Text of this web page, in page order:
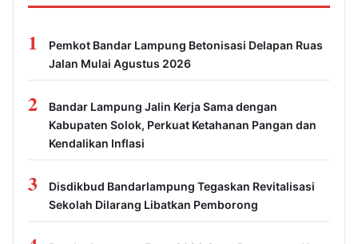
1
Pemkot Bandar Lampung Betonisasi Delapan Ruas
Jalan Mulai Agustus 2026
2
Bandar Lampung Jalin Kerja Sama dengan
Kabupaten Solok, Perkuat Ketahanan Pangan dan
Kendalikan Inflasi
3
Disdikbud Bandarlampung Tegaskan Revitalisasi
Sekolah Dilarang Libatkan Pemborong